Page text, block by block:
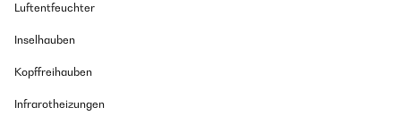
Ich habe das Spielehelden Fun-Kuchen Paarspiel meinem Schatz zum
liebevoll gestaltet und kommt mit vielen kreativen und humorvollen
haben.Spielspaß: Wir hatten jede Menge Spaß beim Spielen und haben
Luftentfeuchter
Inselhauben
Kopffreihauben
Infrarotheizungen